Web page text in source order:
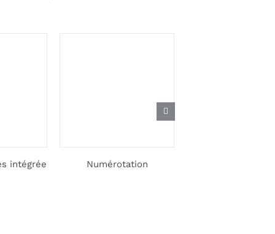
intégrée Numérotation